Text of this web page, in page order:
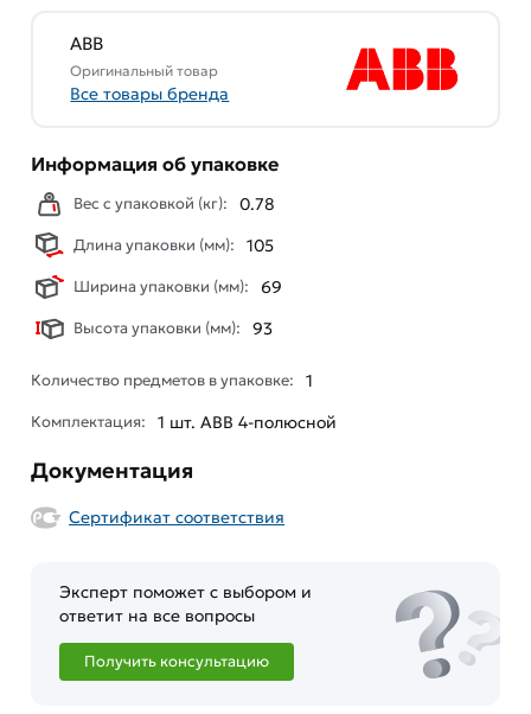
ABB
Оригинальный товар
Все товары бренда
Информация об упаковке
Вес с упаковкой (кг): 0.78
Длина упаковки (мм): 105
Ширина упаковки (мм): 69
Высота упаковки (мм): 93
Количество предметов в упаковке: 1
Комплектация: 1 шт. ABB 4-полюсной
Документация
Сертификат соответствия
Эксперт поможет с выбором и
ответит на все вопросы
Получить консультацию